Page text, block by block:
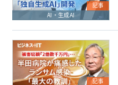
記事
AI・生成AI
記事